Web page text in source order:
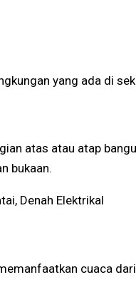
yang ada di
atas atau atap
bukaan.
Denah Elektrikal
cuaca